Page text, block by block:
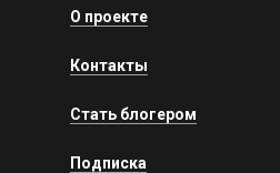
О проекте
Контакты
Стать блогером
Подписка